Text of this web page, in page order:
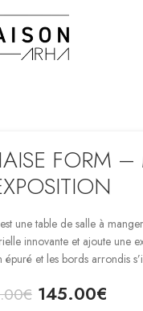
FORM –
une table de salle à
innovante et ajoute une
épuré et les bords arrondis
€ 145.00€